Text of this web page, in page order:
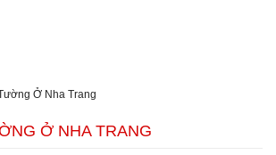
Ở Nha Trang
Ở NHA TRANG